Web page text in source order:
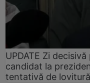
UPDATE Zi
candidat la
tentativă de